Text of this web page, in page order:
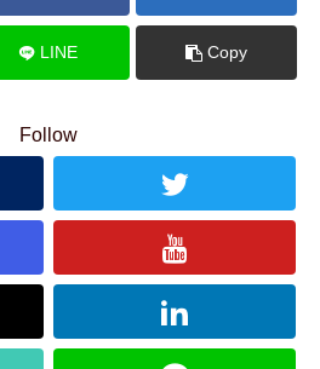
LINE Copy
Follow